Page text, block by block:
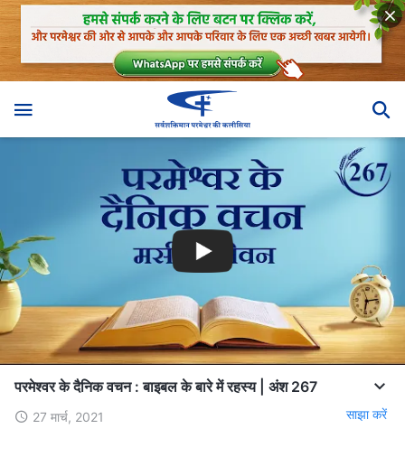
परमेश्वर के दैनिक वचन : बाइबल के बारे में रहस्य | अंश 267
27 मार्च, 2021 साझा करें